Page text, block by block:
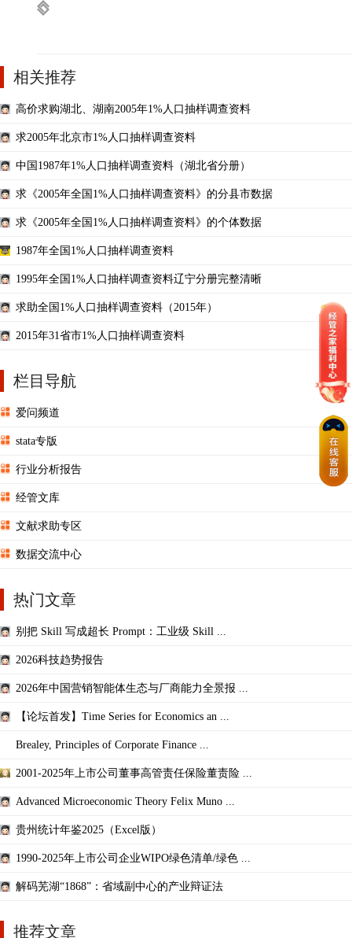
相关推荐
高价求购湖北、湖南2005年1%人口抽样调查资料
求2005年北京市1%人口抽样调查资料
中国1987年1%人口抽样调查资料（湖北省分册）
求《2005年全国1%人口抽样调查资料》的分县市数据
求《2005年全国1%人口抽样调查资料》的个体数据
1987年全国1%人口抽样调查资料
1995年全国1%人口抽样调查资料辽宁分册完整清晰
求助全国1%人口抽样调查资料（2015年）
2015年31省市1%人口抽样调查资料
栏目导航
爱问频道
stata专版
行业分析报告
经管文库
文献求助专区
数据交流中心
热门文章
别把 Skill 写成超长 Prompt：工业级 Skill ...
2026科技趋势报告
2026年中国营销智能体生态与厂商能力全景报 ...
【论坛首发】Time Series for Economics an ...
Brealey, Principles of Corporate Finance ...
2001-2025年上市公司董事高管责任保险董责险 ...
Advanced Microeconomic Theory Felix Muno ...
贵州统计年鉴2025（Excel版）
1990-2025年上市公司企业WIPO绿色清单/绿色 ...
解码芜湖“1868”：省域副中心的产业辩证法
推荐文章